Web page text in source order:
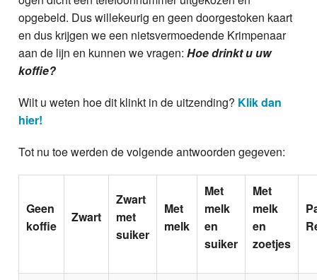
opgebeld. Dus willekeurig en geen doorgestoken kaart
en dus krijgen we een nietsvermoedende Krimpenaar
aan de lijn en kunnen we vragen:Hoe drinkt u uw
koffie?
Wilt u weten hoe dit klinkt in de uitzending? Klik dan
hier!
Tot nu toe werden de volgende antwoorden gegeven:
Geen
koffie
Zwart
Zwart
met
suiker
Met
melk
Met
melk
en
suiker
Met
melk
en
zoetjes